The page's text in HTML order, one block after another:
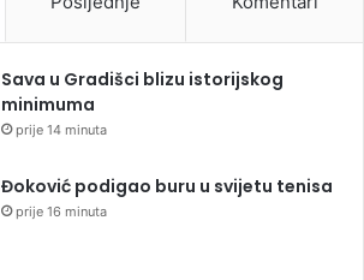
Sava u Gradišci blizu istorijskog
minimuma
prije 14 minuta
Đoković podigao buru u svijetu tenisa
prije 16 minuta